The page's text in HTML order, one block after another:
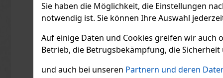
Sie haben die Möglichkeit, die Einstellungen
notwendig ist. Sie können Ihre Auswahl
Auf einige Daten und Cookies greifen wir
Betrieb, die Betrugsbekämpfung, die Sicherheit
und auch bei unseren Partnern und deren
di Giò
AUF
pour
Intense